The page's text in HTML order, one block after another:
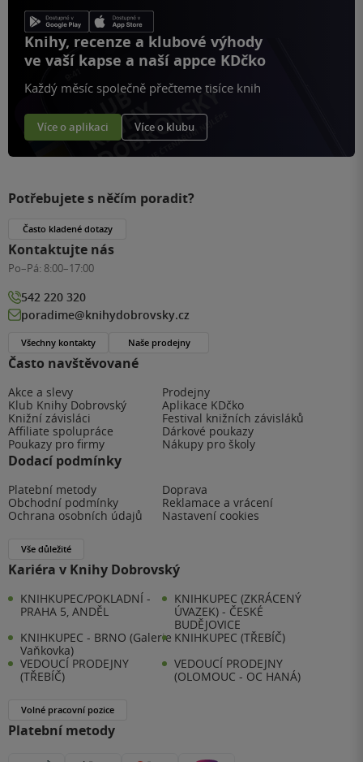
Knihy, recenze a klubové výhody
ve vaší kapse a naší appce KDčko
Každý měsíc společně přečteme tisíce knih
Více o aplikaci Více o klubu
Často navštěvované
Akce a slevy
Prodejny
Klub Knihy Dobrovský
Aplikace KDčko
Knižní závisláci
Festival knižních závisláků
Affiliate spolupráce
Dárkové poukazy
Poukazy pro firmy
Nákupy pro školy
Dodací podmínky
Platební metody
Doprava
Obchodní podmínky
Reklamace a vrácení
Ochrana osobních údajů
Nastavení cookies
Vše důležité
Kariéra v Knihy Dobrovský
KNIHKUPEC/POKLADNÍ -
PRAHA 5, ANDĚL
KNIHKUPEC (ZKRÁCENÝ
ÚVAZEK) - ČESKÉ
BUDĚJOVICE
KNIHKUPEC - BRNO (Galerie
Vaňkovka)
KNIHKUPEC (TŘEBÍČ)
VEDOUCÍ PRODEJNY
(TŘEBÍČ)
VEDOUCÍ PRODEJNY
(OLOMOUC - OC HANÁ)
Volné pracovní pozice
Platební metody
Potřebujete s něčím poradit?
Často kladené dotazy
Kontaktujte nás
Po–Pá: 8:00–17:00
542 220 320
poradime@knihydobrovsky.cz
Všechny kontakty Naše prodejny